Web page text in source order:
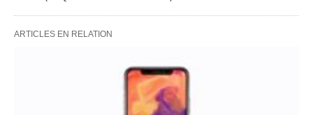
ARTICLES EN RELATION